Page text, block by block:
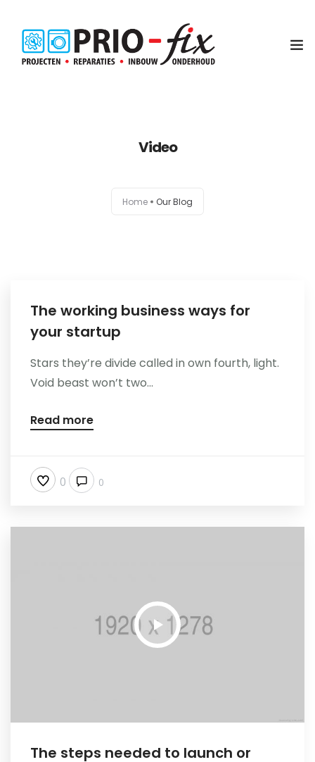
Video
Home Our Blog
The working business ways for
your startup
Stars they’re divide called in own fourth, light.
Void beast won’t two...
Read more
0 0
The steps needed to launch or